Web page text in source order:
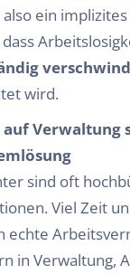
also ein
wird.
auf Verwaltung
sind oft
Viel Zeit
echte
in Verwaltung,